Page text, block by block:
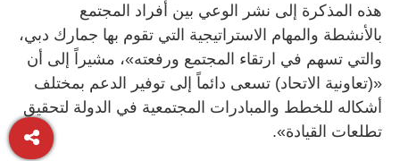
هذه المذكرة إلى نشر الوعي بين أفراد المجتمع
بالأنشطة والمهام الاستراتيجية التي تقوم بها جمارك دبي،
والتي تسهم في ارتقاء المجتمع ورفعته»، مشيراً إلى أن
«(تعاونية الاتحاد) تسعى دائماً إلى توفير الدعم بمختلف
أشكاله للخطط والمبادرات المجتمعية في الدولة لتحقيق
تطلعات القيادة».